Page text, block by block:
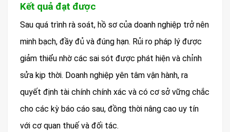
Kết quả đạt được
Sau quá trình rà soát, hồ sơ của doanh nghiệp trở nên
minh bạch, đầy đủ và đúng hạn. Rủi ro pháp lý được
giảm thiểu nhờ các sai sót được phát hiện và chỉnh
sửa kịp thời. Doanh nghiệp yên tâm vận hành, ra
quyết định tài chính chính xác và có cơ sở vững chắc
cho các kỳ báo cáo sau, đồng thời nâng cao uy tín
với cơ quan thuế và đối tác.